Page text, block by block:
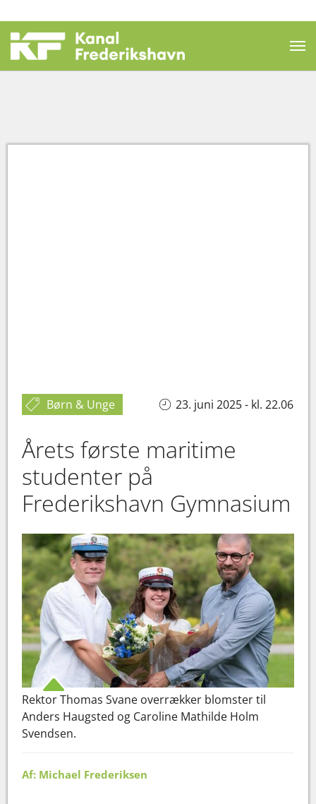
Børn & Unge 23. juni 2025 - kl. 22.06
Årets første maritime
studenter på
Frederikshavn Gymnasium
Rektor Thomas Svane overrækker blomster til
Anders Haugsted og Caroline Mathilde Holm
Svendsen.
Af: Michael Frederiksen